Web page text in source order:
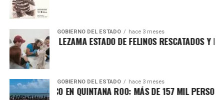
GOBIERNO DEL ESTADO hace 3 meses
MARA LEZAMA ESTADO DE FELINOS RESCATADOS Y
GOBIERNO DEL ESTADO hace 3 meses
HISTÓRICO EN QUINTANA ROO: MÁS DE 157 MIL